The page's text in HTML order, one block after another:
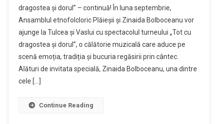
dragostea și dorul” – continuă! În luna septembrie,
Ansamblul etnofolcloric Plăieșii și Zinaida Bolboceanu vor
ajunge la Tulcea și Vaslui cu spectacolul turneului „Tot cu
dragostea și dorul”, o călătorie muzicală care aduce pe
scenă emoția, tradiția și bucuria regăsirii prin cântec.
Alături de invitata specială, Zinaida Bolboceanu, una dintre
cele […]
Continue Reading